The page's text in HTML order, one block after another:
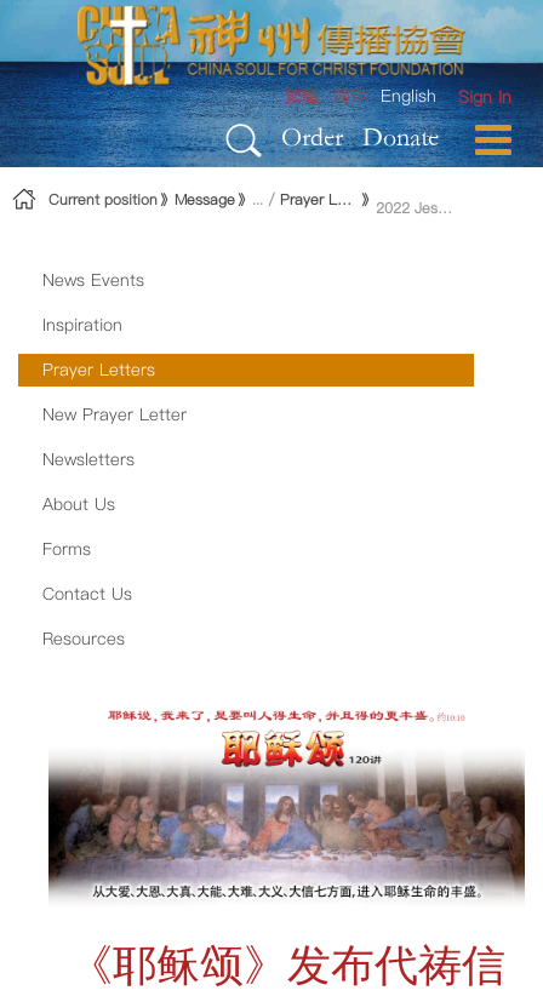
Skip to Content
Sign In
繁體 简体 English
Order Donate
Current position Message Prayer Letters 2022 Jesus Prayer Letter
News Events
Inspiration
Prayer Letters
New Prayer Letter
Newsletters
About Us
Forms
Contact Us
Resources
《耶稣颂》发布代祷信